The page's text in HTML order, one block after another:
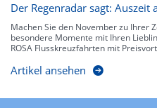
Der Regenradar sagt: Auszeit
Machen Sie den November zu Ihrer
besondere Momente mit Ihren
ROSA Flusskreuzfahrten mit
Artikel ansehen